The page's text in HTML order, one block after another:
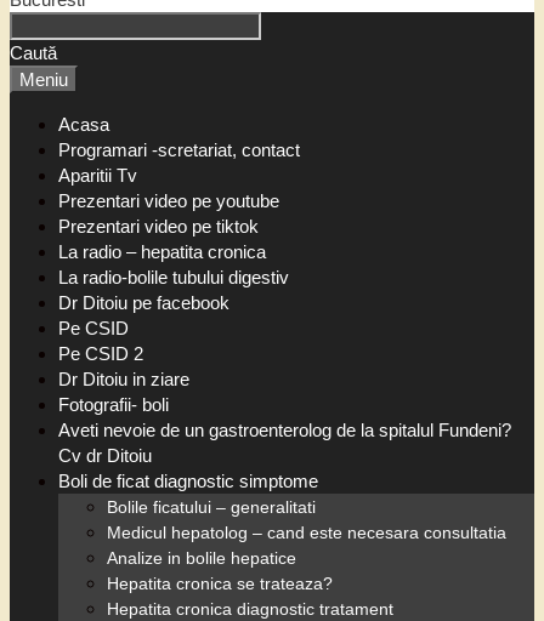
Caută
Meniu
Acasa
Programari -scretariat, contact
Aparitii Tv
Prezentari video pe youtube
Prezentari video pe tiktok
La radio – hepatita cronica
La radio-bolile tubului digestiv
Dr Ditoiu pe facebook
Pe CSID
Pe CSID 2
Dr Ditoiu in ziare
Fotografii- boli
Aveti nevoie de un gastroenterolog de la spitalul Fundeni?
Cv dr Ditoiu
Boli de ficat diagnostic simptome
Bolile ficatului – generalitati
Medicul hepatolog – cand este necesara consultatia
Analize in bolile hepatice
Hepatita cronica se trateaza?
Hepatita cronica diagnostic tratament